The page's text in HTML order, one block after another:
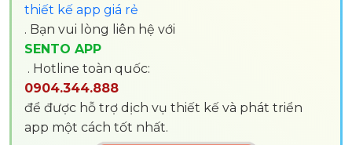
thiết kế app giá rẻ
. Bạn vui lòng liên hệ với
SENTO APP
. Hotline toàn quốc:
0904.344.888
để được hỗ trợ dịch vụ thiết kế và phát triển
app một cách tốt nhất.